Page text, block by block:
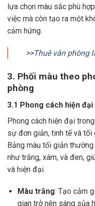
lựa chọn màu sắc phù
việc mà còn tạo ra một
cảm hứng.
>>Thuê văn phòng
3. Phối màu theo
phòng
3.1 Phong cách hiện
Phong cách hiện đại
sự đơn giản, tinh tế và tối
Bảng màu tối giản
như trắng, xám, và đen,
và hiện đại.
Màu trắng: Tạo cảm
gian trở nên sáng sủa